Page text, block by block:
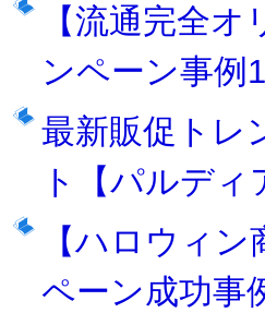
【流通完全
ンペーン事例
最新販促トレ
ト【パルディ
【ハロウィ
ペーン成功事